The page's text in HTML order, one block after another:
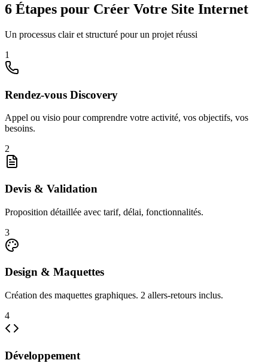
6 Étapes pour Créer Votre Site Internet
Un processus clair et structuré pour un projet réussi
1
Rendez-vous Discovery
Appel ou visio pour comprendre votre activité, vos objectifs, vos
besoins.
2
Devis & Validation
Proposition détaillée avec tarif, délai, fonctionnalités.
3
Design & Maquettes
Création des maquettes graphiques. 2 allers-retours inclus.
4
Développement